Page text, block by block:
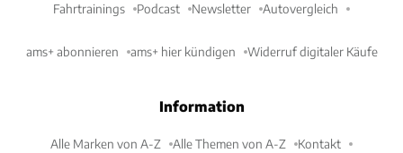
Fahrtrainings Podcast Newsletter Autovergleich
ams+ abonnieren ams+ hier kündigen Widerruf digitaler Käufe
Information
Alle Marken von A-Z Alle Themen von A-Z Kontakt